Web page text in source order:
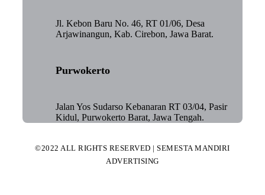
Jl. Kebon Baru No. 46, RT 01/06, Desa
Arjawinangun, Kab. Cirebon, Jawa Barat.
Purwokerto
Jalan Yos Sudarso Kebanaran RT 03/04, Pasir
Kidul, Purwokerto Barat, Jawa Tengah.
©2022 ALL RIGHTS RESERVED | SEMESTA MANDIRI
ADVERTISING